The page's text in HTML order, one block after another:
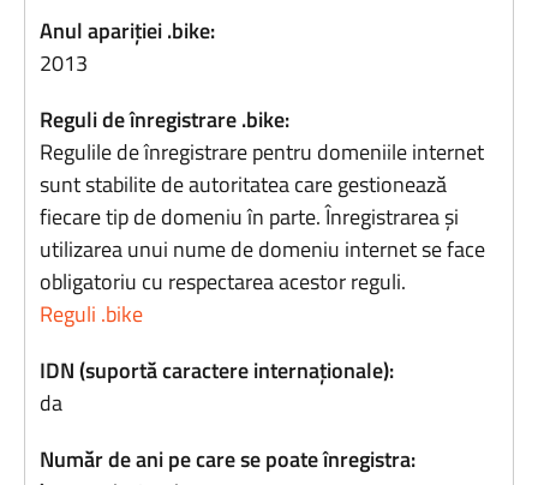
Anul apariției .bike:
2013
Reguli de înregistrare .bike:
Regulile de înregistrare pentru domeniile internet
sunt stabilite de autoritatea care gestionează
fiecare tip de domeniu în parte. Înregistrarea și
utilizarea unui nume de domeniu internet se face
obligatoriu cu respectarea acestor reguli.
Reguli .bike
IDN (suportă caractere internaționale):
da
Număr de ani pe care se poate înregistra: